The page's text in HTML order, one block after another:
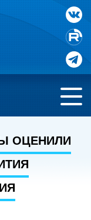
ОЦЕНИЛИ